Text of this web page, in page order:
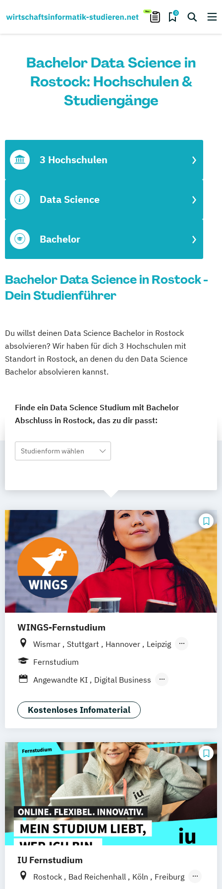
0
Bachelor Data Science in
Rostock: Hochschulen &
Studiengänge
Bachelor
Data Science
3 Hochschulen
Bachelor Data Science in Rostock -
Dein Studienführer
Du willst deinen Data Science Bachelor in Rostock
absolvieren? Wir haben für dich 3 Hochschulen mit
Standort in Rostock, an denen du den Data Science
Bachelor absolvieren kannst.
Finde ein Data Science Studium mit Bachelor
Abschluss in Rostock, das zu dir passt:
Studienform wählen
WINGS-Fernstudium
Wismar Stuttgart Hannover
Leipzig
Frankfurt am Main
Nürnberg
Fernstudium
Angewandte KI
Digital Business
IT-Forensik IT-Management & Consulting
IT-Sicherheit und Forensik
Kostenloses Infomaterial
IU Fernstudium
Rostock Bad Reichenhall Köln
Freiburg